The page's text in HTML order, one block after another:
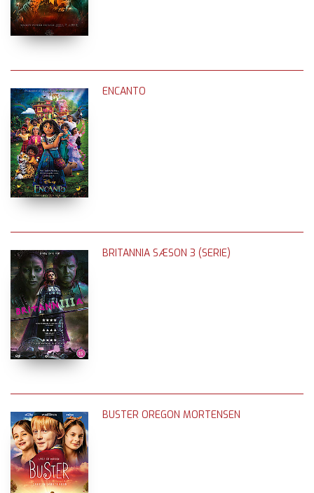
ENCANTO
BRITANNIA SÆSON 3 (SERIE)
BUSTER OREGON MORTENSEN